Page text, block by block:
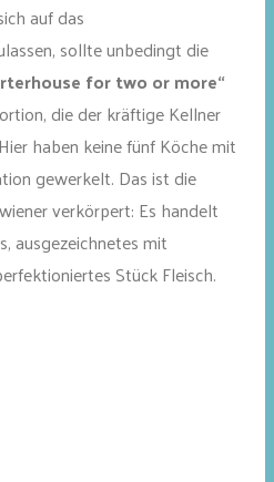
auf das
sollte unbedingt die
for two or more“
die der kräftige Kellner
haben keine fünf Köche mit
gewerkelt. Das ist die
verkörpert: Es handelt
ausgezeichnetes mit
Stück Fleisch.